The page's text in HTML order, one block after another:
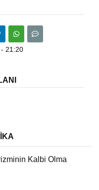
21:20
Kalbi Olma